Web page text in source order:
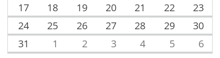
17
18 19 20 21 22
23
24
25 26 27 28 29
30
31
1 2 3 4 5 6